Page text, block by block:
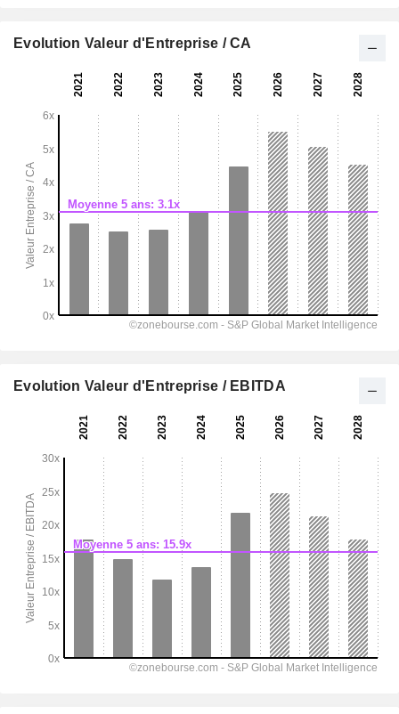
Evolution Valeur d'Entreprise / CA
Evolution Valeur d'Entreprise / EBITDA